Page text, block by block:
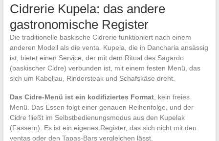
Cidrerie Kupela: das andere
gastronomische Register
Die traditionelle baskische Cidrerie funktioniert nach einem
anderen Modell als die venta. Kupela, die in Dancharia ansässig
ist, bietet einen Service, der mit dem Ritual des Sagardo
(baskischer Cidre) verbunden ist, mit einem festen Menü, das
sich um Kabeljau, Rindersteak und Schafskäse dreht.
Das Cidre-Menü ist ein kodifiziertes Format, kein freies
Menü. Das Essen folgt einer genauen Reihenfolge, und der
Cidre fließt im Selbstbedienungsmodus aus den Kupelak
(Fässern). Es ist ein eigenes Register, das sich nicht mit den
ventas oder den Tapas-Bars vergleichen lässt.